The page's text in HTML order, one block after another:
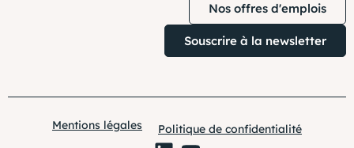
Nos offres d'emplois
Souscrire à la newsletter
Mentions légales Politique de confidentialité